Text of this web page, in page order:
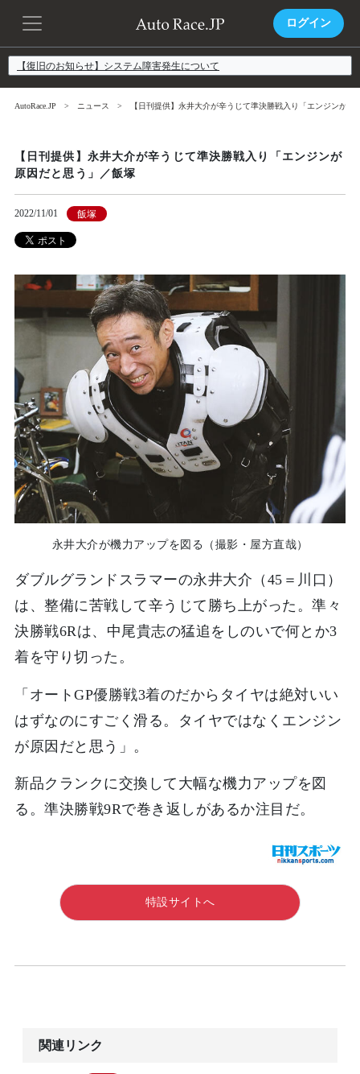
ログイン
【復旧のお知らせ】システム障害発生について
AutoRace.JP ニュース 【日刊提供】永井大介が辛うじて準決勝戦入り「エンジンが原
【日刊提供】永井大介が辛うじて準決勝戦入り「エンジンが
原因だと思う」／飯塚
2022/11/01 飯塚
永井大介が機力アップを図る（撮影・屋方直哉）
ダブルグランドスラマーの永井大介（45＝川口）
は、整備に苦戦して辛うじて勝ち上がった。準々
決勝戦6Rは、中尾貴志の猛追をしのいで何とか3
着を守り切った。
「オートGP優勝戦3着のだからタイヤは絶対いい
はずなのにすごく滑る。タイヤではなくエンジン
が原因だと思う」。
新品クランクに交換して大幅な機力アップを図
る。準決勝戦9Rで巻き返しがあるか注目だ。
特設サイトへ
関連リンク